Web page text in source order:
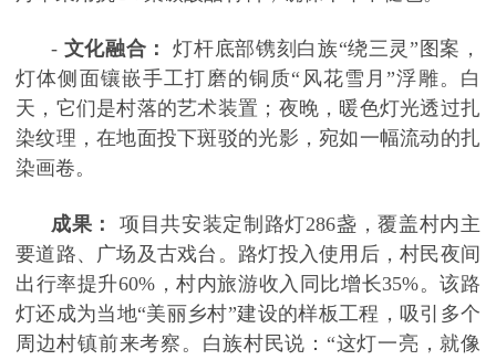
- 文化融合： 灯杆底部镌刻白族“绕三灵”图案，
灯体侧面镶嵌手工打磨的铜质“风花雪月”浮雕。白
天，它们是村落的艺术装置；夜晚，暖色灯光透过扎
染纹理，在地面投下斑驳的光影，宛如一幅流动的扎
染画卷。
成果： 项目共安装定制路灯286盏，覆盖村内主
要道路、广场及古戏台。路灯投入使用后，村民夜间
出行率提升60%，村内旅游收入同比增长35%。该路
灯还成为当地“美丽乡村”建设的样板工程，吸引多个
周边村镇前来考察。白族村民说：“这灯一亮，就像